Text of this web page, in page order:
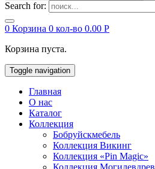
Search for:
0 Корзина 0 кол-во 0.00 Р
Корзина пуста.
Toggle navigation
Главная
О нас
Каталог
Коллекция
Бобруйскмебель
Коллекция Викинг
Коллекция «Pin Magic»
Коллекция Могилевдрев